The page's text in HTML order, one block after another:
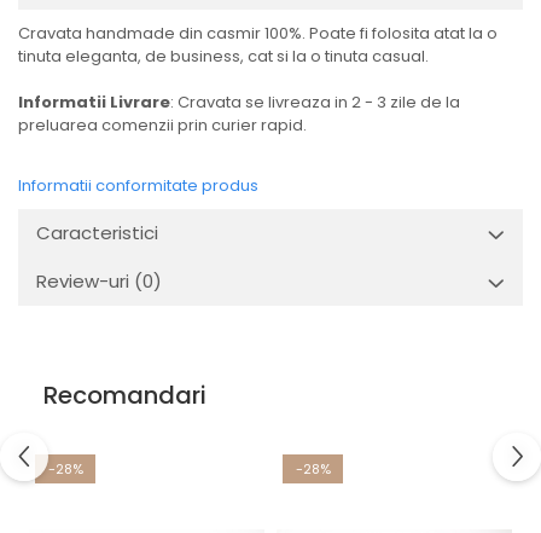
Cravata handmade din casmir 100%. Poate fi folosita atat la o
tinuta eleganta, de business, cat si la o tinuta casual.
Informatii Livrare: Cravata se livreaza in 2 - 3 zile de la
preluarea comenzii prin curier rapid.
Informatii conformitate produs
Caracteristici
Review-uri (0)
Recomandari
-28% -28%